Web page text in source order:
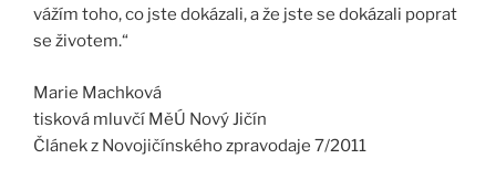
vážím toho, co jste dokázali, a že jste se dokázali poprat
se životem.“
Marie Machková
tisková mluvčí MěÚ Nový Jičín
Článek z Novojičínského zpravodaje 7/2011